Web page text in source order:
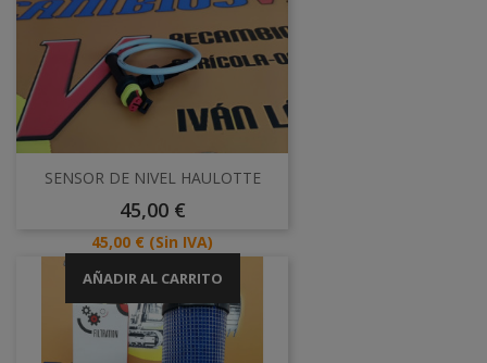
SENSOR DE NIVEL HAULOTTE
Precio
45,00 €
Precio
45,00 € (Sin IVA)
AÑADIR AL CARRITO